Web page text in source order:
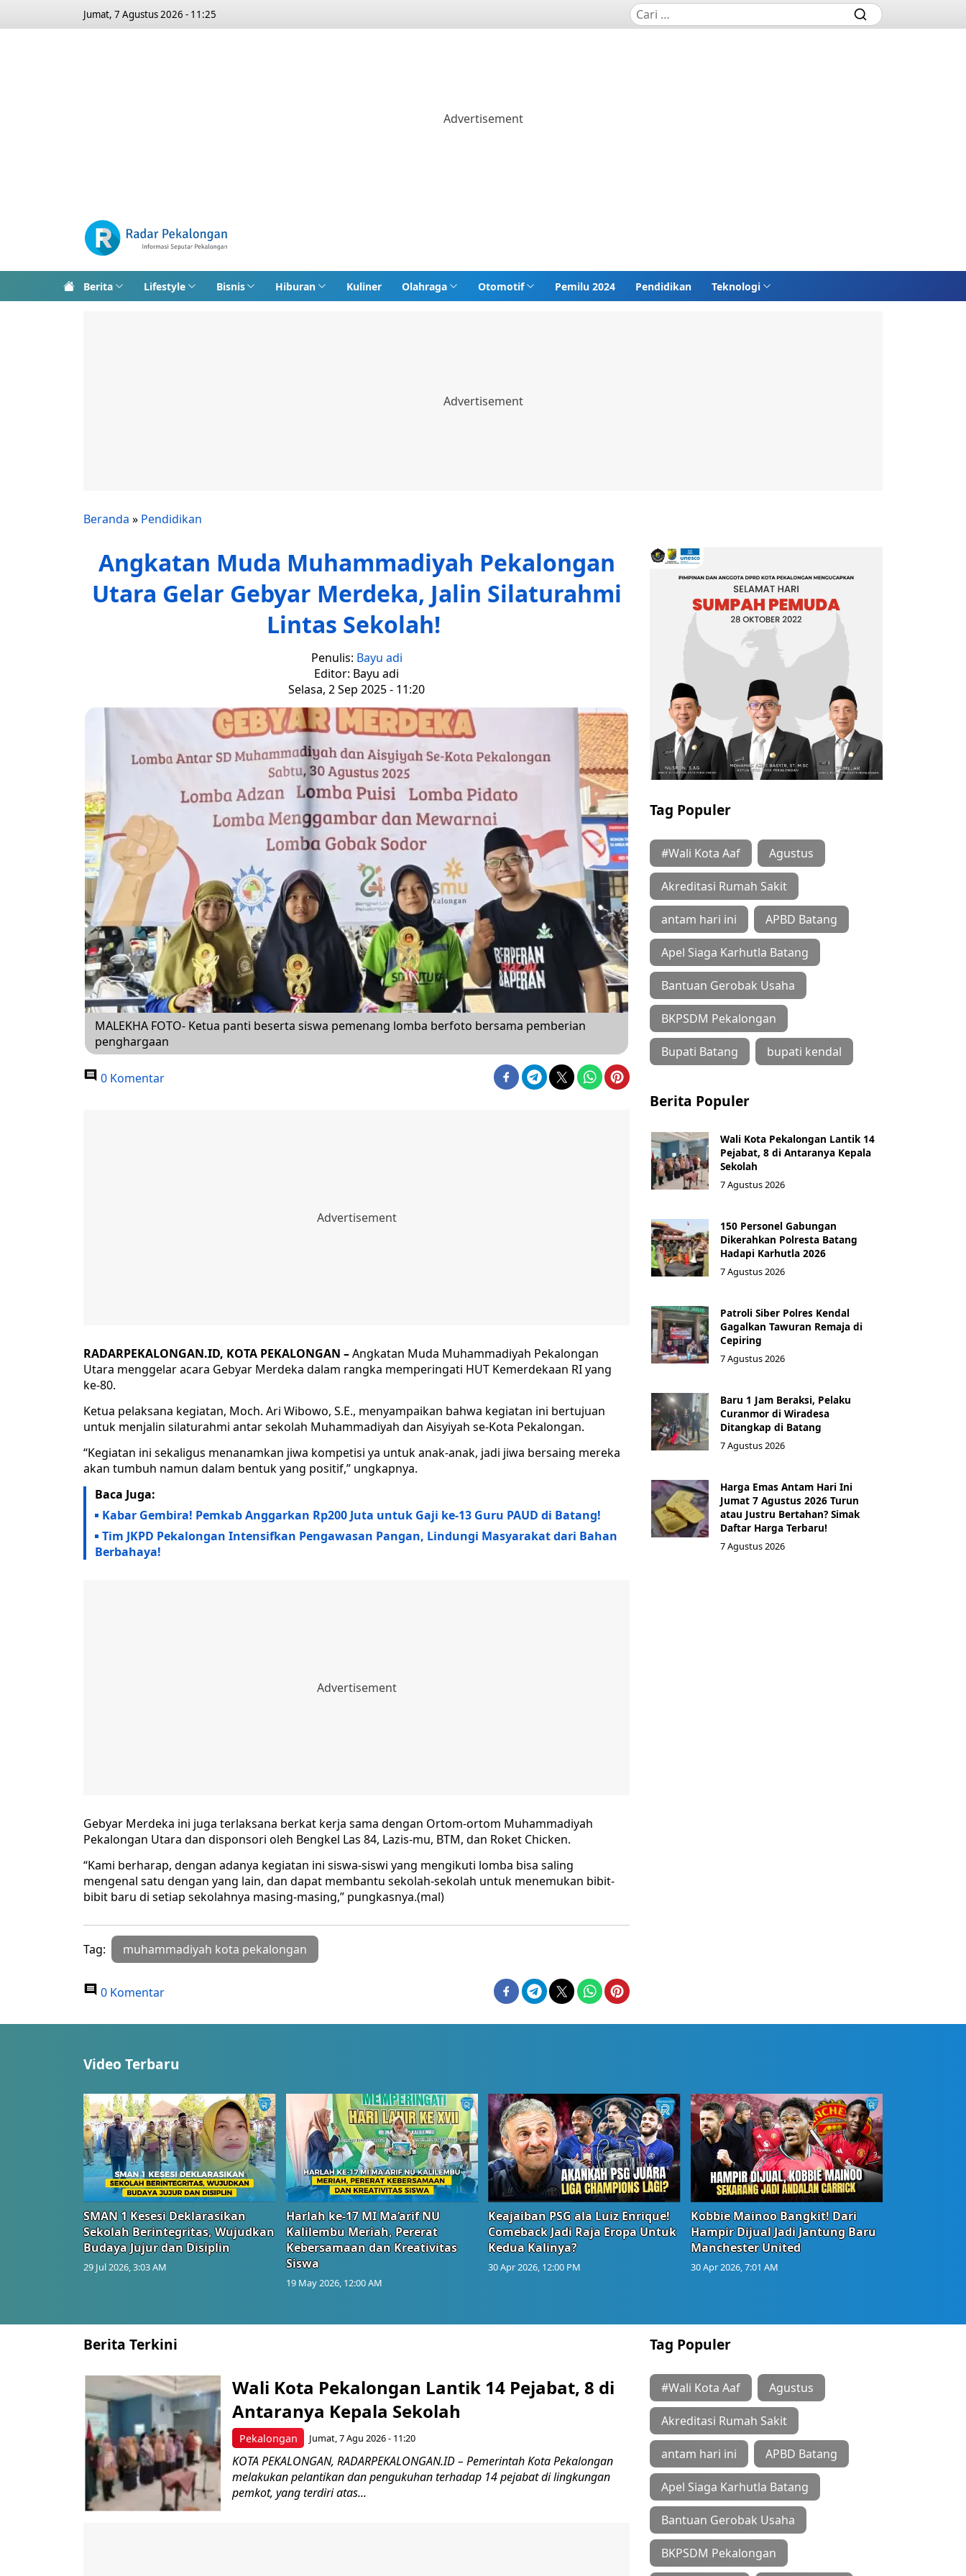
Jumat, 7 Agustus 2026 - 11:25
Berita Lifestyle Bisnis Hiburan Kuliner Olahraga Otomotif Pemilu 2024 Pendidikan Teknologi
Beranda » Pendidikan
Angkatan Muda Muhammadiyah Pekalongan
Utara Gelar Gebyar Merdeka, Jalin Silaturahmi
Lintas Sekolah!
Penulis: Bayu adi
Editor: Bayu adi
Selasa, 2 Sep 2025 - 11:20
MALEKHA FOTO- Ketua panti beserta siswa pemenang lomba berfoto bersama pemberian
penghargaan
0 Komentar
RADARPEKALONGAN.ID, KOTA PEKALONGAN –Angkatan Muda Muhammadiyah Pekalongan
Utara menggelar acara Gebyar Merdeka dalam rangka memperingati HUT Kemerdekaan RI yang
ke-80.
Ketua pelaksana kegiatan, Moch. Ari Wibowo, S.E., menyampaikan bahwa kegiatan ini bertujuan
untuk menjalin silaturahmi antar sekolah Muhammadiyah dan Aisyiyah se-Kota Pekalongan.
“Kegiatan ini sekaligus menanamkan jiwa kompetisi ya untuk anak-anak, jadi jiwa bersaing mereka
akan tumbuh namun dalam bentuk yang positif,” ungkapnya.
Baca Juga:
Kabar Gembira! Pemkab Anggarkan Rp200 Juta untuk Gaji ke-13 Guru PAUD di Batang!
Tim JKPD Pekalongan Intensifkan Pengawasan Pangan, Lindungi Masyarakat dari Bahan
Berbahaya!
Gebyar Merdeka ini juga terlaksana berkat kerja sama dengan Ortom-ortom Muhammadiyah
Pekalongan Utara dan disponsori oleh Bengkel Las 84, Lazis-mu, BTM, dan Roket Chicken.
“Kami berharap, dengan adanya kegiatan ini siswa-siswi yang mengikuti lomba bisa saling
mengenal satu dengan yang lain, dan dapat membantu sekolah-sekolah untuk menemukan bibit-
bibit baru di setiap sekolahnya masing-masing,” pungkasnya.(mal)
Tag: muhammadiyah kota pekalongan
0 Komentar
Tag Populer
#Wali Kota Aaf Agustus
Akreditasi Rumah Sakit
antam hari ini APBD Batang
Apel Siaga Karhutla Batang
Bantuan Gerobak Usaha
BKPSDM Pekalongan
Bupati Batang bupati kendal
Berita Populer
Wali Kota Pekalongan Lantik 14
Pejabat, 8 di Antaranya Kepala
Sekolah
7 Agustus 2026
150 Personel Gabungan
Dikerahkan Polresta Batang
Hadapi Karhutla 2026
7 Agustus 2026
Patroli Siber Polres Kendal
Gagalkan Tawuran Remaja di
Cepiring
7 Agustus 2026
Baru 1 Jam Beraksi, Pelaku
Curanmor di Wiradesa
Ditangkap di Batang
7 Agustus 2026
Harga Emas Antam Hari Ini
Jumat 7 Agustus 2026 Turun
atau Justru Bertahan? Simak
Daftar Harga Terbaru!
7 Agustus 2026
Video Terbaru
SMAN 1 Kesesi Deklarasikan
Sekolah Berintegritas, Wujudkan
Budaya Jujur dan Disiplin
29 Jul 2026, 3:03 AM
Harlah ke-17 MI Ma’arif NU
Kalilembu Meriah, Pererat
Kebersamaan dan Kreativitas
Siswa
19 May 2026, 12:00 AM
Keajaiban PSG ala Luiz Enrique!
Comeback Jadi Raja Eropa Untuk
Kedua Kalinya?
30 Apr 2026, 12:00 PM
Kobbie Mainoo Bangkit! Dari
Hampir Dijual Jadi Jantung Baru
Manchester United
30 Apr 2026, 7:01 AM
Berita Terkini
Pekalongan
Wali Kota Pekalongan Lantik 14 Pejabat, 8 di
Antaranya Kepala Sekolah
Jumat, 7 Agu 2026 - 11:20
KOTA PEKALONGAN, RADARPEKALONGAN.ID – Pemerintah Kota Pekalongan
melakukan pelantikan dan pengukuhan terhadap 14 pejabat di lingkungan
pemkot, yang terdiri atas...
Tag Populer
#Wali Kota Aaf Agustus
Akreditasi Rumah Sakit
antam hari ini APBD Batang
Apel Siaga Karhutla Batang
Bantuan Gerobak Usaha
BKPSDM Pekalongan